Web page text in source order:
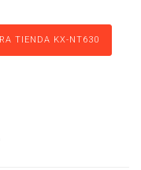
TIENDA KX-NT630